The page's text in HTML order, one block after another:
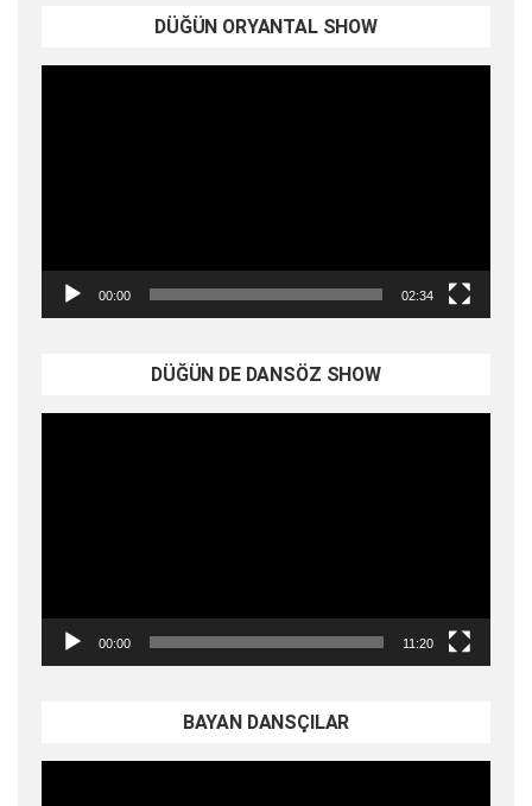
DÜĞÜN ORYANTAL SHOW
00:00 02:34
DÜĞÜN DE DANSÖZ SHOW
00:00 11:20
BAYAN DANSÇILAR